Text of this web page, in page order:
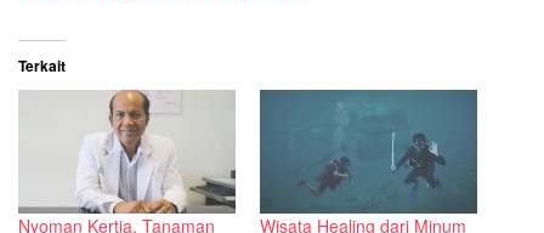
Terkait
Nyoman Kertia, Tanaman
Wisata Healing dari Minum